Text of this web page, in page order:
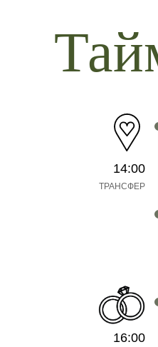
ТРАНСФЕР
14:00
16:00